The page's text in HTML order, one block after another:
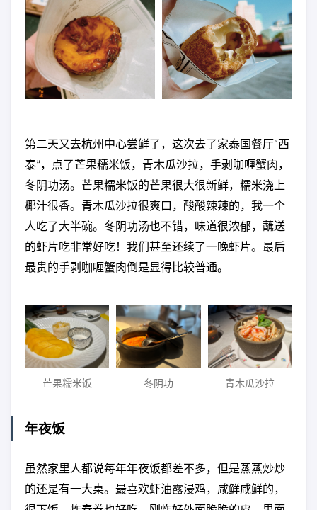
第二天又去杭州中心尝鲜了，这次去了家泰国餐厅“西
泰”，点了芒果糯米饭，青木瓜沙拉，手剥咖喱蟹肉，
冬阴功汤。芒果糯米饭的芒果很大很新鲜，糯米浇上
椰汁很香。青木瓜沙拉很爽口，酸酸辣辣的，我一个
人吃了大半碗。冬阴功汤也不错，味道很浓郁，蘸送
的虾片吃非常好吃！我们甚至还续了一晚虾片。最后
最贵的手剥咖喱蟹肉倒是显得比较普通。
芒果糯米饭 冬阴功 青木瓜沙拉
年夜饭
虽然家里人都说每年年夜饭都差不多，但是蒸蒸炒炒
的还是有一大桌。最喜欢虾油露浸鸡，咸鲜咸鲜的，